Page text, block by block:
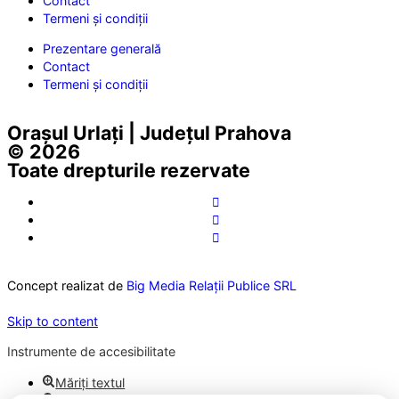
Termeni și condiții
Prezentare generală
Contact
Termeni și condiții
Orașul Urlați | Județul Prahova
© 2026
Toate drepturile rezervate
Concept realizat de Big Media Relații Publice SRL
Skip to content
Instrumente de accesibilitate
Măriți textul